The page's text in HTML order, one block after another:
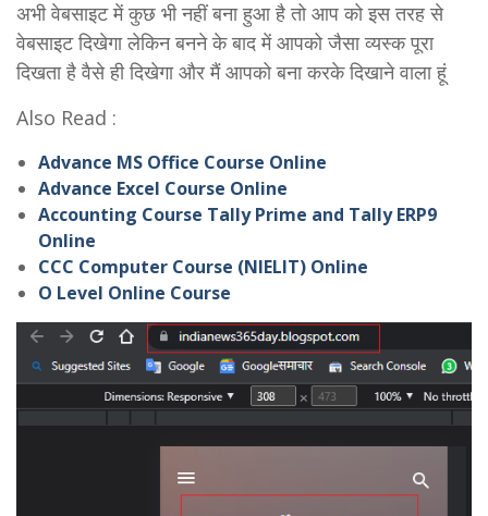
अभी वेबसाइट में कुछ भी नहीं बना हुआ है तो आप को इस तरह से
वेबसाइट दिखेगा लेकिन बनने के बाद में आपको जैसा व्यस्क पूरा
दिखता है वैसे ही दिखेगा और मैं आपको बना करके दिखाने वाला हूं
Also Read :
Advance MS Office Course Online
Advance Excel Course Online
Accounting Course Tally Prime and Tally ERP9
Online
CCC Computer Course (NIELIT) Online
O Level Online Course